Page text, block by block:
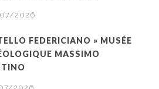
2026
FEDERICIANO » MUSÉE
MASSIMO